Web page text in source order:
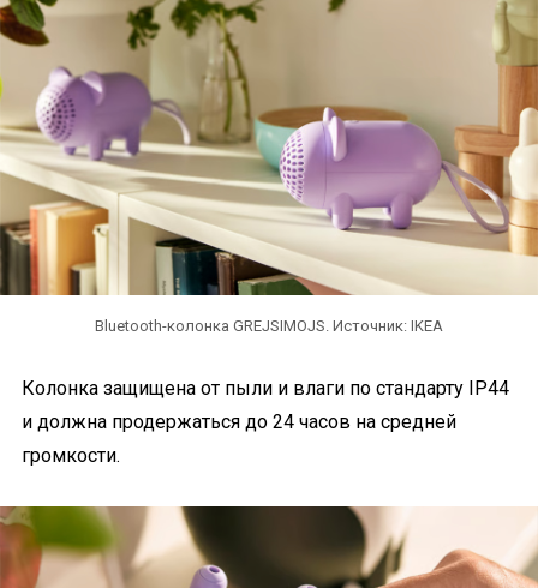
Bluetooth-колонка GREJSIMOJS. Источник: IKEA
Колонка защищена от пыли и влаги по стандарту IP44
и должна продержаться до 24 часов на средней
громкости.